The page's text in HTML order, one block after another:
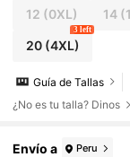
12 (0XL) 14
20(4XL)
3 left
Guía de Tallas
¿No es tu talla? Dinos
Envío a Peru